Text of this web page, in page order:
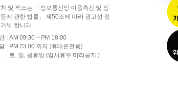
및 팩스는 「정보통신망 이용촉진 및 정
에 관한 법률」 제50조에 따라 광고성 정
부 합니다.
: AM 09:30 ~ PM 18:00
: PM 23:00 까지 (휴대폰전용)
: 토, 일, 공휴일 (임시휴무 미리공지 )